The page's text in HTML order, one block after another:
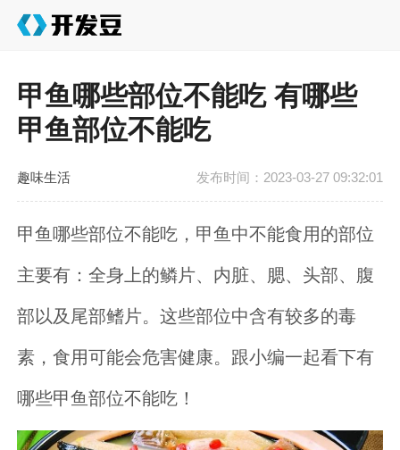
甲鱼哪些部位不能吃 有哪些
甲鱼部位不能吃
趣味生活 发布时间：2023-03-27 09:32:01
甲鱼哪些部位不能吃，甲鱼中不能食用的部位
主要有：全身上的鳞片、内脏、腮、头部、腹
部以及尾部鳍片。这些部位中含有较多的毒
素，食用可能会危害健康。跟小编一起看下有
哪些甲鱼部位不能吃！